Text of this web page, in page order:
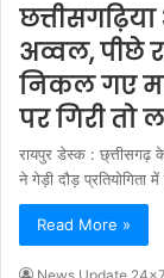
अव्वल, पीछे
निकल गए
पर गिरी तो
रायपुर डेस्क : छ्त्तीसगढ़
ने गेड़ी दौड़ प्रतियोगिता
Read More »